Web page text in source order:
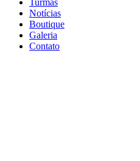
Turmas
Notícias
Boutique
Galeria
Contato